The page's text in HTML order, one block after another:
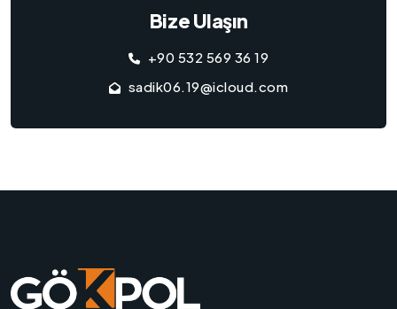
Bize Ulaşın
+90 532 569 36 19
sadik06.19@icloud.com